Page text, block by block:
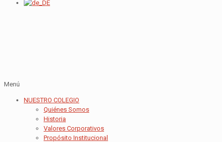
Menú
NUESTRO COLEGIO
Quiénes Somos
Historia
Valores Corporativos
Propósito Institucional